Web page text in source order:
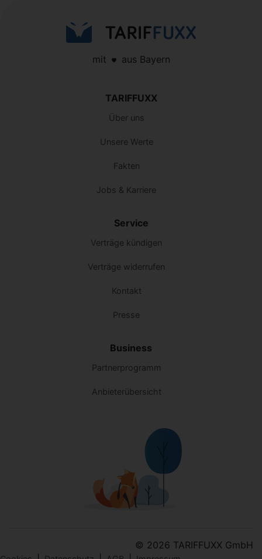
mit aus Bayern
TARIFFUXX
Über uns
Unsere Werte
Fakten
Jobs & Karriere
Service
Verträge kündigen
Verträge widerrufen
Kontakt
Presse
Business
Partnerprogramm
Anbieterübersicht
© 2026 TARIFFUXX GmbH